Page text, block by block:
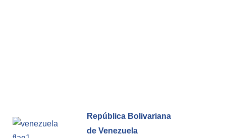
República Bolivariana
de Venezuela